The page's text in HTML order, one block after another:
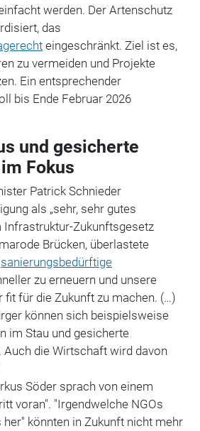
werden. Der Artenschutz
das
eingeschränkt. Ziel ist es,
zu vermeiden und Projekte
Ein entsprechender
bis Ende Februar 2026
und gesicherte
Fokus
Patrick Schnieder
als „sehr, sehr gutes
Infrastruktur-Zukunftsgesetz
Brücken, überlastete
sanierungsbedürftige
zu erneuern und unsere
für die Zukunft zu machen. (…)
können sich beispielsweise
im Stau und gesicherte
Auch die Wirtschaft wird davon
Söder sprach von einem
voran". "Irgendwelche NGOs
könnten in Zukunft nicht mehr